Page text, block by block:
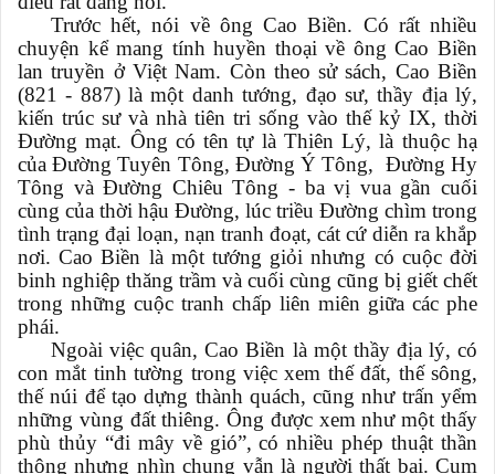
Trước hết, nói về ông Cao Biền. Có rất nhiều
chuyện kể mang tính huyền thoại về ông Cao Biền
lan truyền ở Việt Nam. Còn theo sử sách, Cao Biền
(821 - 887) là một danh tướng, đạo sư, thầy địa lý,
kiến trúc sư và nhà tiên tri sống vào thế kỷ IX, thời
Đường mạt. Ông có tên tự là Thiên Lý, là thuộc hạ
của Đường Tuyên Tông, Đường Ý Tông, Đường Hy
Tông và Đường Chiêu Tông - ba vị vua gần cuối
cùng của thời hậu Đường, lúc triều Đường chìm trong
tình trạng đại loạn, nạn tranh đoạt, cát cứ diễn ra khắp
nơi. Cao Biền là một tướng giỏi nhưng có cuộc đời
binh nghiệp thăng trầm và cuối cùng cũng bị giết chết
trong những cuộc tranh chấp liên miên giữa các phe
phái.
Ngoài việc quân, Cao Biền là một thầy địa lý, có
con mắt tinh tường trong việc xem thế đất, thế sông,
thế núi để tạo dựng thành quách, cũng như trấn yểm
những vùng đất thiêng. Ông được xem như một thấy
phù thủy “đi mây về gió”, có nhiều phép thuật thần
thông nhưng nhìn chung vẫn là người thất bại. Cụm